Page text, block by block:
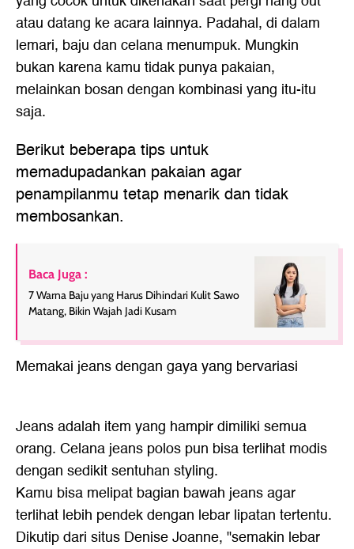
atau datang ke acara lainnya. Padahal, di dalam
lemari, baju dan celana menumpuk. Mungkin
bukan karena kamu tidak punya pakaian,
melainkan bosan dengan kombinasi yang itu-itu
saja.
Berikut beberapa tips untuk
memadupadankan pakaian agar
penampilanmu tetap menarik dan tidak
membosankan.
Baca Juga :
7 Warna Baju yang Harus Dihindari Kulit Sawo
Matang, Bikin Wajah Jadi Kusam
Memakai jeans dengan gaya yang bervariasi
Jeans adalah item yang hampir dimiliki semua
orang. Celana jeans polos pun bisa terlihat modis
dengan sedikit sentuhan styling.
Kamu bisa melipat bagian bawah jeans agar
terlihat lebih pendek dengan lebar lipatan tertentu.
Dikutip dari situs Denise Joanne, "semakin lebar